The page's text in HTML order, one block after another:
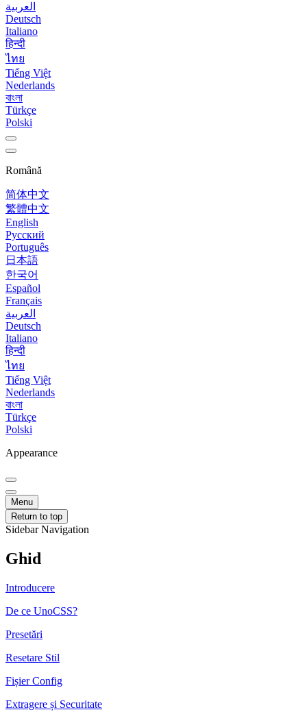
العربية
Deutsch
Italiano
हिन्दी
ไทย
Tiếng Việt
Nederlands
বাংলা
Türkçe
Polski
Română
简体中文
繁體中文
English
Русский
Português
日本語
한국어
Español
Français
العربية
Deutsch
Italiano
हिन्दी
ไทย
Tiếng Việt
Nederlands
বাংলা
Türkçe
Polski
Appearance
Menu
Return to top
Sidebar Navigation
Ghid
Introducere
De ce UnoCSS?
Presetări
Resetare Stil
Fișier Config
Extragere și Securitate